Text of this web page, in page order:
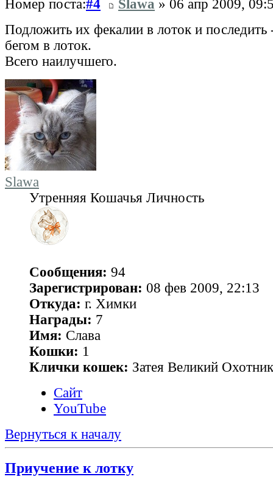
Номер поста:#4 Slawa » 06 апр 2009,
Подложить их фекалии в лоток и последить
бегом в лоток.
Всего наилучшего.
Slawa
Утренняя Кошачья Личность
Сообщения: 94
Зарегистрирован: 08 фев 2009, 22:13
Откуда: г. Химки
Награды: 7
Имя: Слава
Кошки: 1
Клички кошек: Затея Великий
Сайт
YouTube
Вернуться к началу
Приучение к лотку